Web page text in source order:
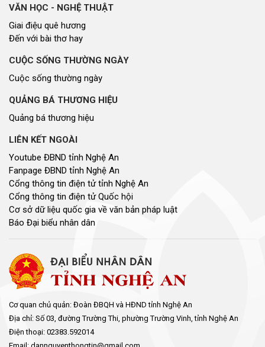
VĂN HỌC - NGHỆ THUẬT
Giai điệu quê hương
Đến với bài thơ hay
CUỘC SỐNG THƯỜNG NGÀY
Cuộc sống thường ngày
QUẢNG BÁ THƯƠNG HIỆU
Quảng bá thương hiệu
LIÊN KẾT NGOÀI
Youtube ĐBND tỉnh Nghệ An
Fanpage ĐBND tỉnh Nghệ An
Cổng thông tin điện tử tỉnh Nghệ An
Cổng thông tin điện tử Quốc hội
Cơ sở dữ liệu quốc gia về văn bản pháp luật
Báo Đại biểu nhân dân
Cơ quan chủ quản: Đoàn ĐBQH và HĐND tỉnh Nghệ An
Địa chỉ: Số 03, đường Trường Thi, phường Trường Vinh, tỉnh Nghệ An
Điện thoại: 02383.592014